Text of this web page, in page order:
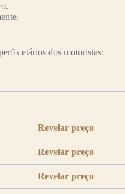
etários dos motoristas:
Revelar preço
Revelar preço
Revelar preço